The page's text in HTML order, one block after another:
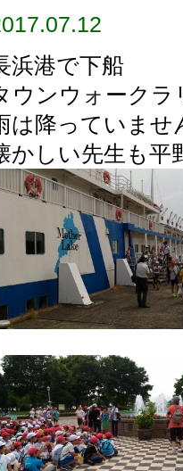
浜港で下船
ウンウォーク
は降っていませ
かしい先生も平